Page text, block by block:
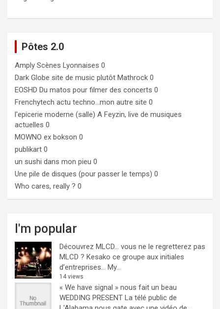
Pôtes 2.0
Amply Scènes Lyonnaises 0
Dark Globe site de music plutôt Mathrock 0
EOSHD Du matos pour filmer des concerts 0
Frenchytech actu techno…mon autre site 0
l'epicerie moderne (salle) A Feyzin, live de musiques
actuelles 0
MOWNO ex bokson 0
publikart 0
un sushi dans mon pieu 0
Une pile de disques (pour passer le temps) 0
Who cares, really ? 0
I'm popular
Découvrez MLCD… vous ne le regretterez pas
MLCD ? Kesako ce groupe aux initiales
d’entreprises… My...
14 views
« We have signal » nous fait un beau
WEDDING PRESENT La télé public de